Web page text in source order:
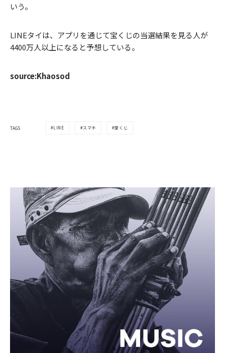
いう。
LINEタイは、アプリを通じて宝くじの当選結果を見る人が
4400万人以上になると予想している。
source:Khaosod
TAGS LINE スマホ 宝くじ